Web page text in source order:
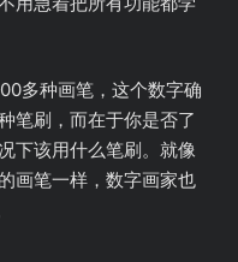
多种画笔，这个数字确
笔刷，而在于你是否了
下该用什么笔刷。就像
画笔一样，数字画家也